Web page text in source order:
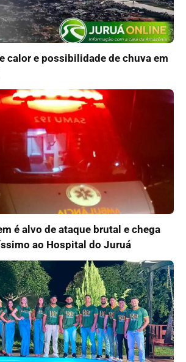
calor e possibilidade de chuva em
é alvo de ataque brutal e chega
ao Hospital do Juruá